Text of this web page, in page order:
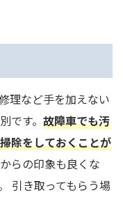
理など手を加えない
です。 故障車でも汚
除をしておくことが
らの印象も良くな
引き取ってもらう場